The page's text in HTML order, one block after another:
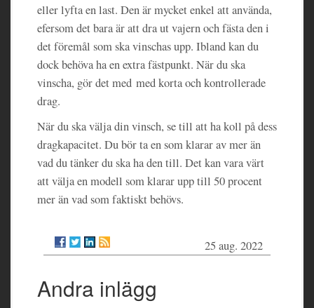
eller lyfta en last. Den är mycket enkel att använda,
efersom det bara är att dra ut vajern och fästa den i
det föremål som ska vinschas upp. Ibland kan du
dock behöva ha en extra fästpunkt. När du ska
vinscha, gör det med med korta och kontrollerade
drag.
När du ska välja din vinsch, se till att ha koll på dess
dragkapacitet. Du bör ta en som klarar av mer än
vad du tänker du ska ha den till. Det kan vara värt
att välja en modell som klarar upp till 50 procent
mer än vad som faktiskt behövs.
25 aug. 2022
Andra inlägg